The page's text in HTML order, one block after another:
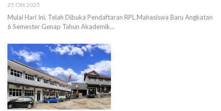
25 Okt 2025
Mulai Hari Ini, Telah Dibuka Pendaftaran RPL Mahasiswa Baru Angkatan
6 Semester Genap Tahun Akademik…